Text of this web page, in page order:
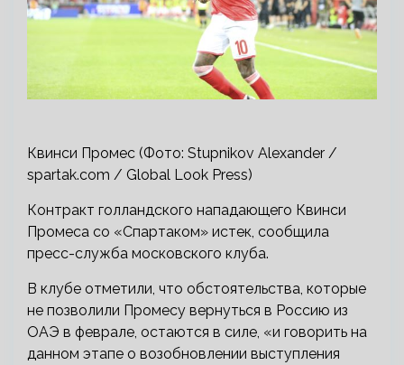
Квинси Промес (Фото: Stupnikov Alexander /
spartak.com / Global Look Press)
Контракт голландского нападающего Квинси
Промеса со «Спартаком» истек, сообщила
пресс-служба московского клуба.
В клубе отметили, что обстоятельства, которые
не позволили Промесу вернуться в Россию из
ОАЭ в феврале, остаются в силе, «и говорить на
данном этапе о возобновлении выступления